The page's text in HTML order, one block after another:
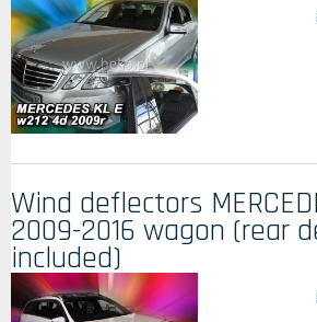
Wind deflectors
2009-2016 wagon (rear
included)